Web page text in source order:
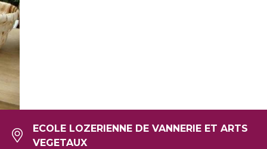
ECOLE LOZERIENNE DE VANNERIE ET ARTS
VEGETAUX